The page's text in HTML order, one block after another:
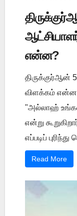
என்ன?
திருக்குர்ஆன்
விளக்கம்
"அல்லாஹ்
என்று
எப்படிப்
Read More